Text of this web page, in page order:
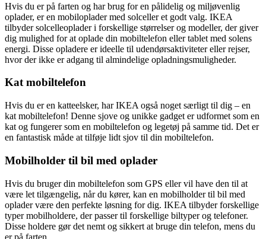
Hvis du er på farten og har brug for en pålidelig og miljøvenlig
oplader, er en mobiloplader med solceller et godt valg. IKEA
tilbyder solcelleoplader i forskellige størrelser og modeller, der giver
dig mulighed for at oplade din mobiltelefon eller tablet med solens
energi. Disse opladere er ideelle til udendørsaktiviteter eller rejser,
hvor der ikke er adgang til almindelige opladningsmuligheder.
Kat mobiltelefon
Hvis du er en katteelsker, har IKEA også noget særligt til dig – en
kat mobiltelefon! Denne sjove og unikke gadget er udformet som en
kat og fungerer som en mobiltelefon og legetøj på samme tid. Det er
en fantastisk måde at tilføje lidt sjov til din mobiltelefon.
Mobilholder til bil med oplader
Hvis du bruger din mobiltelefon som GPS eller vil have den til at
være let tilgængelig, når du kører, kan en mobilholder til bil med
oplader være den perfekte løsning for dig. IKEA tilbyder forskellige
typer mobilholdere, der passer til forskellige biltyper og telefoner.
Disse holdere gør det nemt og sikkert at bruge din telefon, mens du
er på farten.